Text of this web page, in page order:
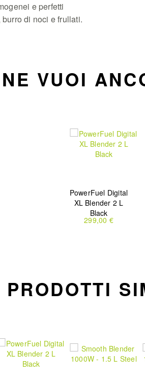
e perfetti
di noci e frullati.
NE VUOI
PowerFuel Digital
XL Blender 2 L
Black
299,00 €
PRODOTTI